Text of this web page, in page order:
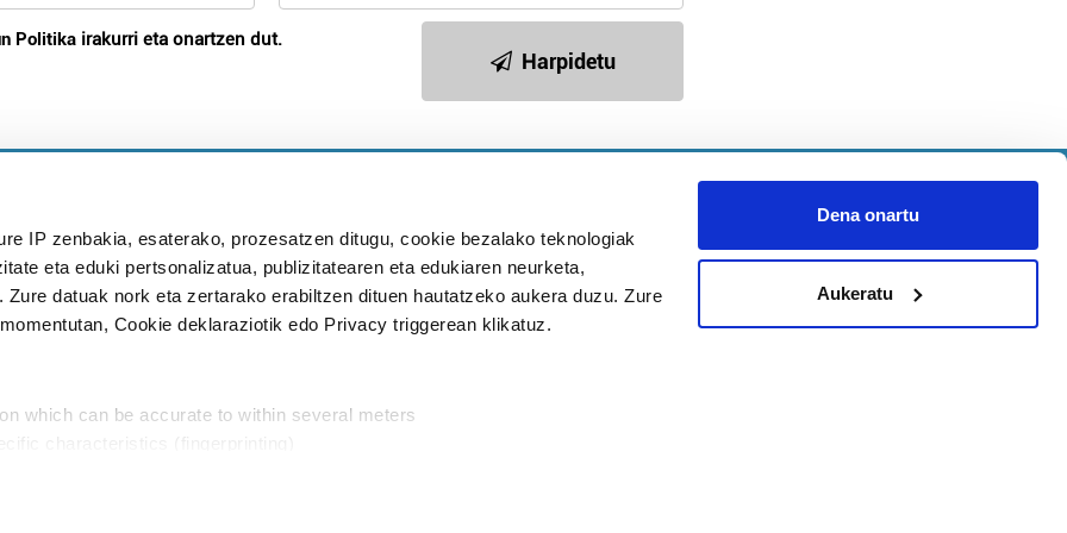
IP zenbakia, esaterako, prozesatzen ditugu, cookie bezalako teknologiak
eta eduki pertsonalizatua, publizitatearen eta edukiaren neurketa,
datuak nork eta zertarako erabiltzen dituen hautatzeko aukera duzu. Zure
Cookie deklaraziotik edo Privacy triggerean klikatuz.
which can be accurate to within several meters
Dena onartu
Aukeratu
Politika irakurri eta onartzen dut.
Harpidetu
Aniztasun politika
Cookieak
modu librean kontatzea da gure eginkizuna. Horretarako zure ekarpena